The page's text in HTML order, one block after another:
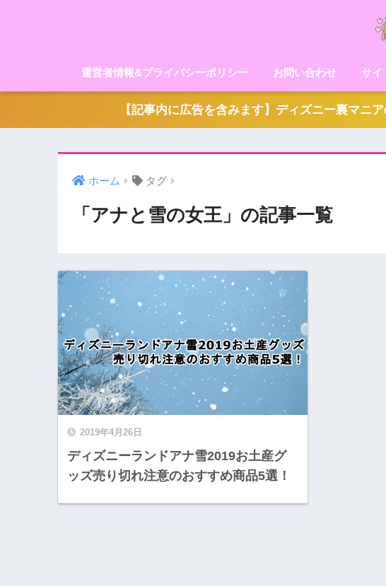
運営者情報&プライバシーポリシー お問い合わせ サイ
【記事内に広告を含みます】ディズニー裏マニ
ホーム タグ
「アナと雪の女王」の記事一覧
2019年4月26日
ディズニーランドアナ雪2019お土産グ
ッズ売り切れ注意のおすすめ商品5選！